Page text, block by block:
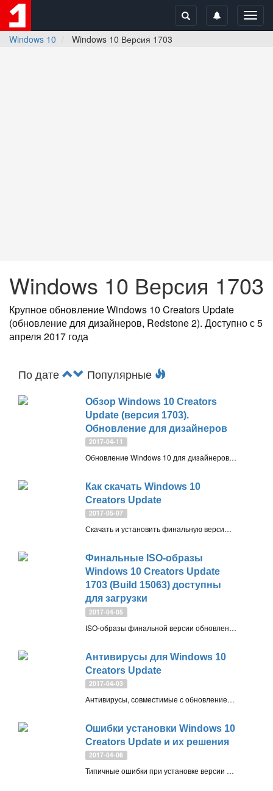
Windows 10
Windows 10 Версия 1703
Windows 10 Версия 1703
Крупное обновление Windows 10 Creators Update
(обновление для дизайнеров, Redstone 2). Доступно с 5
апреля 2017 года
По дате Популярные
Обзор Windows 10 Creators
Update (версия 1703).
Обновление для дизайнеров
2017-04-11
Обновление Windows 10 для дизайнеров (Creators Update) доступно с 5 апреля 2017 года. Рассмотрим новые возможности, основные улучшения и изменения крупного обновления системы версии 1703, которое распространяется бесплатно
Как скачать Windows 10
Creators Update
2017-05-07
Скачать и установить финальную версию Windows 10 Creators Update 1703 (Build 15063) можно несколькими способами: загрузкой образа диска (ISO-файл) или с помощью инструментов Media Creation Tool и Windows 10 Update Assistant
Финальные ISO-образы
Windows 10 Creators Update
1703 (Build 15063) доступны
для загрузки
2017-04-05
ISO-образы финальной версии обновления Windows 10 Creators Update 1703 (build 15063) доступны для загрузки на официальном сайте Microsoft. ISO-образы поставляются в нескольких редакциях: Домашняя / Pro, N, для одного языка
Антивирусы для Windows 10
Creators Update
2017-04-03
Антивирусы, совместимые с обновлением Windows 10 для дизайнеров (Creators Update) версии 1703, которое ожидается в апреле 2017 года. Официальная информация от разработчиков
Ошибки установки Windows 10
Creators Update и их решения
2017-04-06
Типичные ошибки при установке версии Windows 10 Creators Update 1703 (обновления для дизайнеров) и подробные инструкции по их устранению